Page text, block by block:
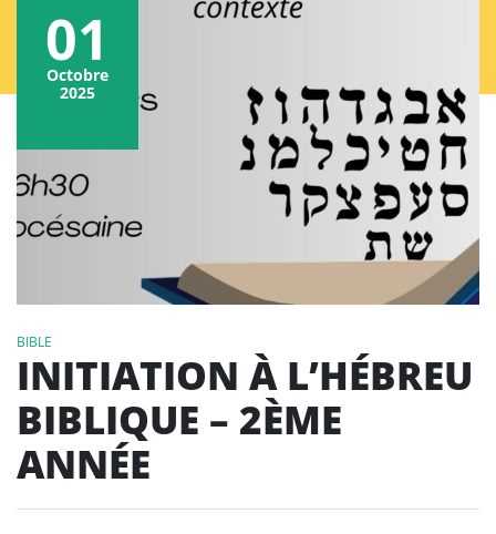
01
Octobre
2025
BIBLE
INITIATION À L’HÉBREU
BIBLIQUE – 2ÈME
ANNÉE